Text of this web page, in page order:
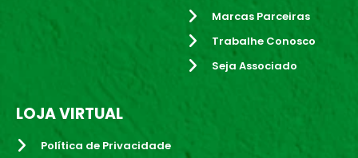
Marcas Parceiras
Trabalhe Conosco
Seja Associado
LOJA VIRTUAL
Política de Privacidade